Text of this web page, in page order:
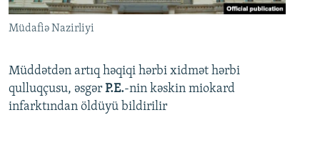
Müdafiə Nazirliyi
Müddətdən artıq həqiqi hərbi xidmət hərbi
qulluqçusu, əsgər P.E.-nin kəskin miokard
infarktından öldüyü bildirilir